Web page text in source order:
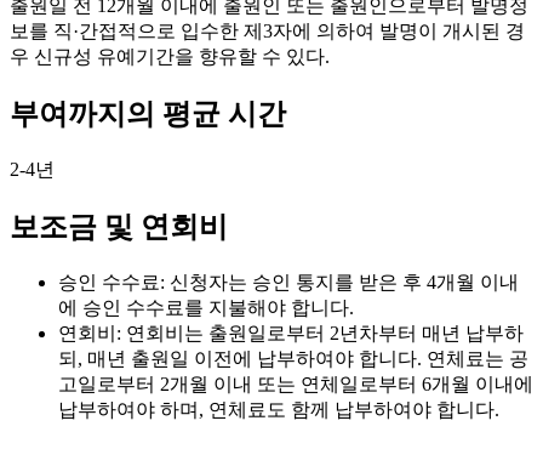
출원일 전 12개월 이내에 출원인 또는 출원인으로부터 발명정
보를 직·간접적으로 입수한 제3자에 의하여 발명이 개시된 경
우 신규성 유예기간을 향유할 수 있다.
부여까지의 평균 시간
2-4년
보조금 및 연회비
승인 수수료: 신청자는 승인 통지를 받은 후 4개월 이내
에 승인 수수료를 지불해야 합니다.
연회비: 연회비는 출원일로부터 2년차부터 매년 납부하
되, 매년 출원일 이전에 납부하여야 합니다. 연체료는 공
고일로부터 2개월 이내 또는 연체일로부터 6개월 이내에
납부하여야 하며, 연체료도 함께 납부하여야 합니다.